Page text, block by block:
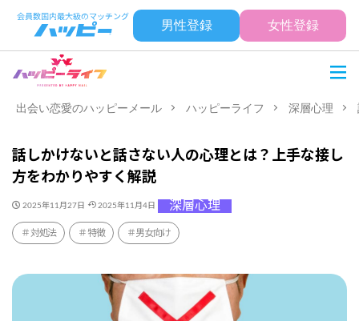
男性登録 女性登録
出会い恋愛のハッピーメール ハッピーライフ 深層心理
話しかけないと話さない人の心理とは？上手な接し
方をわかりやすく解説
2025年11月27日 2025年11月4日 深層心理
対処法 特徴 男女向け